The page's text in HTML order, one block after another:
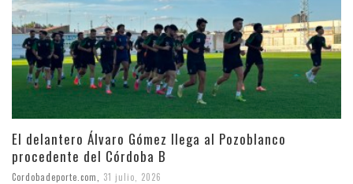
El delantero Álvaro Gómez llega al Pozoblanco
procedente del Córdoba B
Cordobadeporte.com 31 julio, 2026